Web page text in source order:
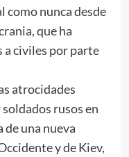
nunca desde
que ha
a civiles por parte
atrocidades
rusos en
de una nueva
y de Kiev,